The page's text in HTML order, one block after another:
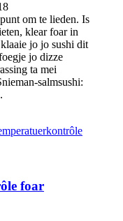
om te lieden. Is
klear foar in
jo jo sushi dit
jo dizze
ta mei
salmsushi:
foar